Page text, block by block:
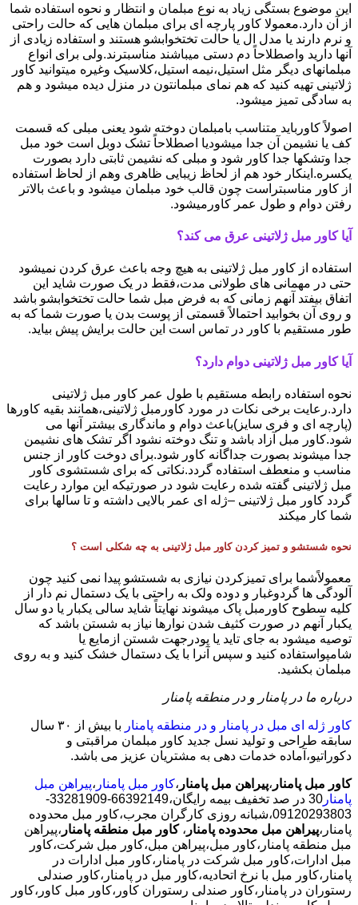
این موضوع بستگی زیاد به نوع مبلمان و انتظار و نحوه استفاده شما
از آن دارد.معمولا کاور پارچه ای برای مبلمان هایی که حالت راحتی
و نرم دارند یا مدل ال یا حالت تختخوابشو هستند و استفاده زیادی از
آنها دارید واصطلاحاً دم دستی میباشند مناسبترند.ولی برای انواع
مبلمانهای دیگر مثل استیل،نیمه استیل،کلاسیک وغیره میتوانید کاور
ژلاتینی تهیه کنید که هم نمای مبلمانتون در منزل دیده میشود و هم
به سادگی تمیز میشود.
اصولاً کاورباید متناسب بامبلمان دوخته شود یعنی مبلی که قسمت
کف یا نشیمن آن جدا میشودیا اصطلاحاً تشک دوبل است خود مبل
جدا وتشکها جدا کاور شود و مبلی که نشیمن ثابتی دارد بصورت
یکسره.اینکار خود هم از لحاظ زیبایی ظاهری وهم از لحاظ استفاده
از کاور مناسبتراست چون قالب خود مبلمان میشود و باعث بالاتر
رفتن دوام و طول عمر کاورمیشود.
آیا کاور مبل ژلاتینی عرق می کند؟
استفاده از کاور مبل ژلاتینی به هیچ وجه باعث عرق کردن نمیشود
حتی در مهمانی های طولانی مدت،فقط در یک صورت شاید این
اتفاق بیفتد آنهم زمانی که به فرض مبل شما حالت تختخوابشو باشد
و روی آن بخوابید احتمالاً قسمتی از پوست بدن یا صورت شما که به
طور مستقیم با کاور در تماس است این حالت برایش پیش بیاید.
آیا کاور مبل ژلاتینی دوام دارد؟
نحوه استفاده رابطه مستقیم با طول عمر کاور مبل ژلاتینی
دارد.رعایت برخی نکات در مورد کاورمبل ژلاتینی،همانند بقیه کاورها
(پارچه ای و فری سایز)باعث دوام و ماندگاری بیشتر آنها می
شود.کاور مبل آزاد باشد و تنگ دوخته نشود اگر تشک های نشیمن
جدا میشوند بصورت جداگانه کاور شود.برای دوخت کاور از جنس
مناسب و منعطف استفاده گردد.نکاتی که برای شستشوی کاور
مبل ژلاتینی گفته شده رعایت شود در صورتیکه این موارد رعایت
گردد کاور مبل ژلاتینی –ژله ای عمر بالایی داشته و تا سالها برای
شما کار میکند
نحوه شستشو و تمیز کردن کاور مبل ژلاتینی به چه شکلی است ؟
معمولاًشما برای تمیزکردن نیازی به شستشو پیدا نمی کنید چون
آلودگی ها گردوغبار و دوده ولک به راحتی با یک دستمال نم دار از
کلیه سطوح کاورمبل پاک میشوند نهایتاً شاید سالی یکبار یا دو سال
یکبار آنهم در صورت کثیف شدن نوارها نیاز به شستن باشد که
توصیه میشود به جای تاید یا پودرجهت شستن ازمایع یا
شامپواستفاده کنید و سپس آنرا با یک دستمال خشک کنید و به روی
مبلمان بکشید.
درباره ما در پامنار و در منطقه پامنار
کاور ژله ای مبل در پامنار و در منطقه پامنار
با بیش از ٣٠ سال
سابقه طراحی و تولید نسل جدید کاور مبلمان مراقبتی و
دکوراتیو،آماده خدمات دهی به مشتریان عزیز می باشد.
کاور مبل پامنار ،پیراهن مبل پامنار ،کاور مبل پامنار ،پیراهن مبل
پامنار
30 در صد تخفیف بیمه رایگان،66392149-33281909-
09120293803،شبانه روزی کارگران مجرب،کاور مبل محدوده
پامنار،پیراهن مبل محدوده پامنار ، کاور مبل منطقه پامنار ،پیراهن
مبل منطقه پامنار،کاور مبل،پیراهن مبل،کاور مبل شرکت،کاور
مبل ادارات،کاور مبل شرکت در پامنار،کاور مبل ادارات در
پامنار،کاور مبل با نرخ اتحادیه،کاور مبل در پامنار،کاور صندلی
رستوران در پامنار،کاور صندلی رستوران کاور،کاور مبل کاور،کاور